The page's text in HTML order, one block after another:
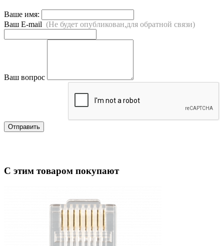
Ваше имя:
Ваш E-mail (Не будет опубликован,для обратной связи)
Ваш вопрос
Отправить
С этим товаром покупают